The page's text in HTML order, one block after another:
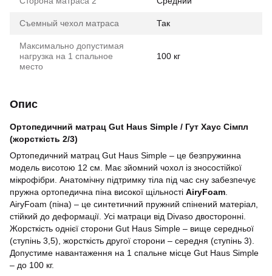
Съемный чехол матраса Так
Максимально допустимая
нагрузка на 1 спальное
место
100 кг
Опис
Ортопедичний матрац Gut Haus Simple / Гут Хаус Сімпл
(жорсткість 2/3)
Ортопедичний матрац Gut Haus Simple – це безпружинна
модель висотою 12 см. Має зйомний чохол із зносостійкої
мікрофібри. Анатомічну підтримку тіла під час сну забезпечує
пружна ортопедична піна високої щільності AiryFoam
AiryFoam (піна) – це синтетичний пружний спінений матеріал,
стійкий до деформації. Усі матраци від Divaso двосторонні.
Жорсткість однієї сторони Gut Haus Simple – вище середньої
(ступінь 3,5), жорсткість другої сторони – середня (ступінь 3).
Допустиме навантаження на 1 спальне місце Gut Haus Simple
– до 100 кг.